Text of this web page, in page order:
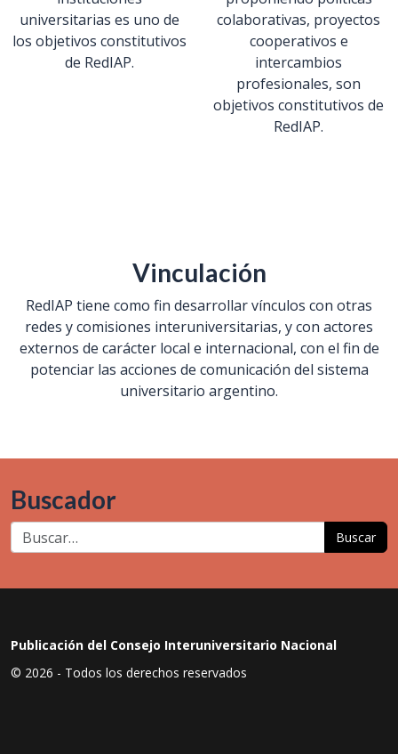
universitarias es uno de
los objetivos constitutivos
de RedIAP.
colaborativas, proyectos
cooperativos e
intercambios
profesionales, son
objetivos constitutivos de
RedIAP.
Vinculación
RedIAP tiene como fin desarrollar vínculos con otras
redes y comisiones interuniversitarias, y con actores
externos de carácter local e internacional, con el fin de
potenciar las acciones de comunicación del sistema
universitario argentino.
Buscador
Buscar
Publicación del Consejo Interuniversitario Nacional
© 2026 - Todos los derechos reservados